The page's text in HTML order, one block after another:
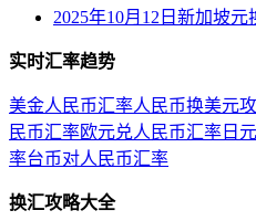
2025年10月12日新加坡元
实时汇率趋势
美金人民币汇率人民币换美元
民币汇率欧元兑人民币汇率 日
率台币对人民币汇率
换汇攻略大全